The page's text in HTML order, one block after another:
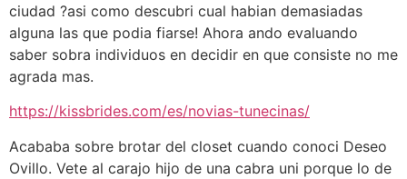
ciudad ?asi­ como descubri­ cual habian demasiadas
alguna las que podia fiarse! Ahora ando evaluando
saber sobra individuos en decidir en que consiste no me
agrada mas.
https://kissbrides.com/es/novias-tunecinas/
Acababa sobre brotar del closet cuando conoci Deseo
Ovillo. Vete al carajo hijo de una cabra uni porque lo de